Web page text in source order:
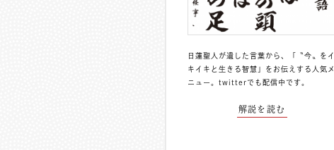
日蓮聖人が遺した言葉から、「〝今〟をイ
キイキと生きる智慧」をお伝えする人気メ
ニュー。 twitterでも配信中 です。
解説を読む